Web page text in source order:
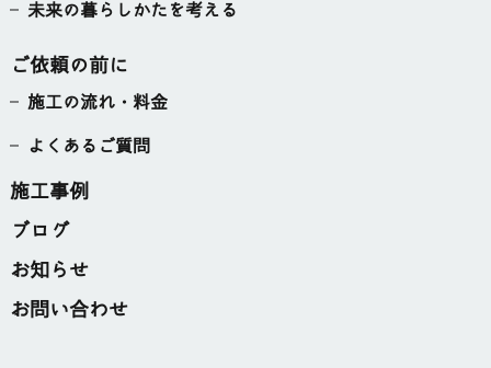
未来の暮らしかたを考える
ご依頼の前に
施工の流れ・料金
よくあるご質問
施工事例
ブログ
お知らせ
お問い合わせ